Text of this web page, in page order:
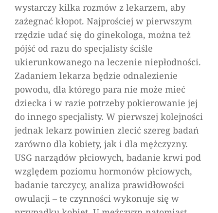
wystarczy kilka rozmów z lekarzem, aby
zażegnać kłopot. Najprościej w pierwszym
rzędzie udać się do ginekologa, można też
pójść od razu do specjalisty ściśle
ukierunkowanego na leczenie niepłodności.
Zadaniem lekarza będzie odnalezienie
powodu, dla którego para nie może mieć
dziecka i w razie potrzeby pokierowanie jej
do innego specjalisty. W pierwszej kolejności
jednak lekarz powinien zlecić szereg badań
zarówno dla kobiety, jak i dla mężczyzny.
USG narządów płciowych, badanie krwi pod
względem poziomu hormonów płciowych,
badanie tarczycy, analiza prawidłowości
owulacji – te czynności wykonuje się w